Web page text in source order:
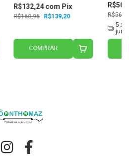
R$160,95 R$139,20
R$132,24com Pix
COMPRAR
5 x